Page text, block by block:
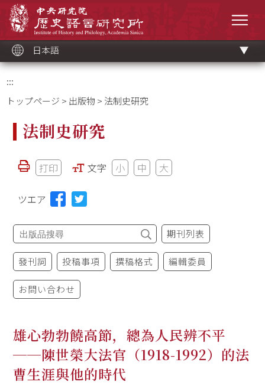
ッ
ク
日本語
:::
トップページ > 出版物 > 法制史研究
法制史研究
打印 文字 小 中 大
ツエア
期刊列表
發刊詞 投稿事項 撰稿格式 編輯委員
お問い合わせ
雄心勃勃饒高節，總為人民辨不平
──陳世榮大法官（1918-1992）的法
曹生涯與他的時代